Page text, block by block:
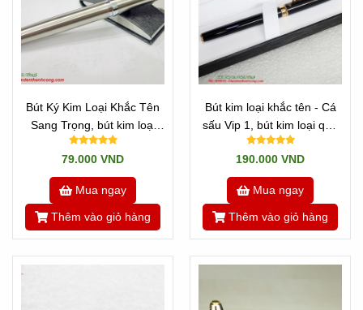
Bút Ký Kim Loại Khắc Tên
Sang Trọng, bút kim loại
quà tặng
79.000 VND
Mua ngay
Thêm vào giỏ hàng
Bút kim loại khắc tên - Cá
sấu Vip 1, bút kim loại quà
tặng
190.000 VND
Mua ngay
Thêm vào giỏ hàng